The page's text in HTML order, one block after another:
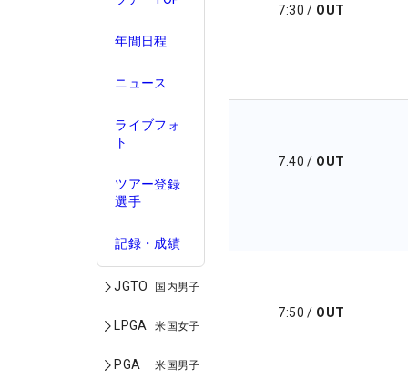
年間日程
ニュース
ライブフォ
ト
ツアー登録
選手
記録・成績
JGTO 国内男子
LPGA 米国女子
PGA 米国男子
7:30 / OUT
7:40 / OUT
7:50 / OUT